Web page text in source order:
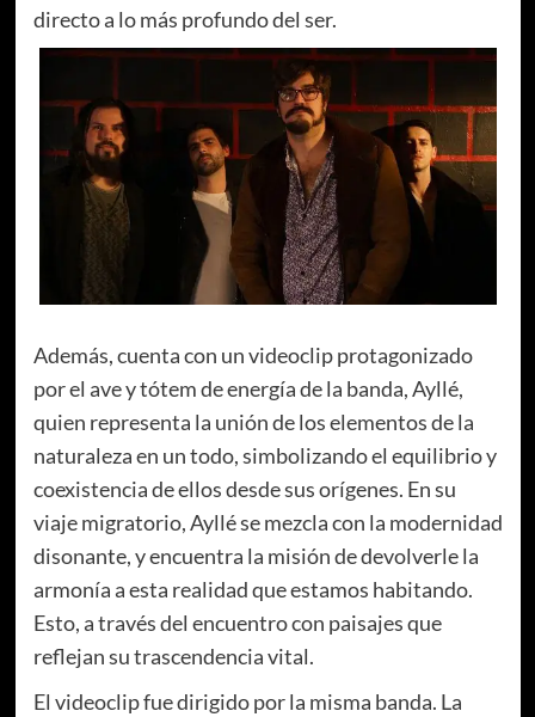
directo a lo más profundo del ser.
Además, cuenta con un videoclip protagonizado
por el ave y tótem de energía de la banda, Ayllé,
quien representa la unión de los elementos de la
naturaleza en un todo, simbolizando el equilibrio y
coexistencia de ellos desde sus orígenes. En su
viaje migratorio, Ayllé se mezcla con la modernidad
disonante, y encuentra la misión de devolverle la
armonía a esta realidad que estamos habitando.
Esto, a través del encuentro con paisajes que
reflejan su trascendencia vital.
El videoclip fue dirigido por la misma banda. La